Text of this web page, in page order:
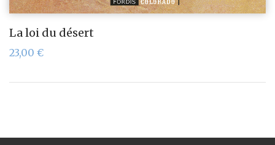
La loi du désert
23,00 €